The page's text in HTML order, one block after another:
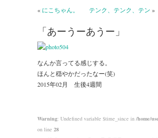
« にこちゃん。 テンク、テンク、テン »
「あーうーあうー」
なんか言ってる感じする。
ほんと穏やかだったなー(笑)
2015年02月 生後4週間
Warning: Undefined variable $time_since in /home/
on line 28